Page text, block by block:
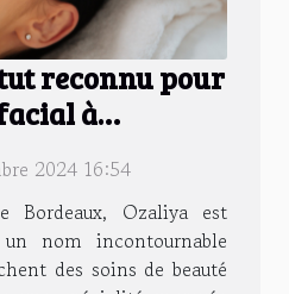
reconnu pour
à
2024 16:54
Ozaliya est
nom incontournable
des soins de beauté